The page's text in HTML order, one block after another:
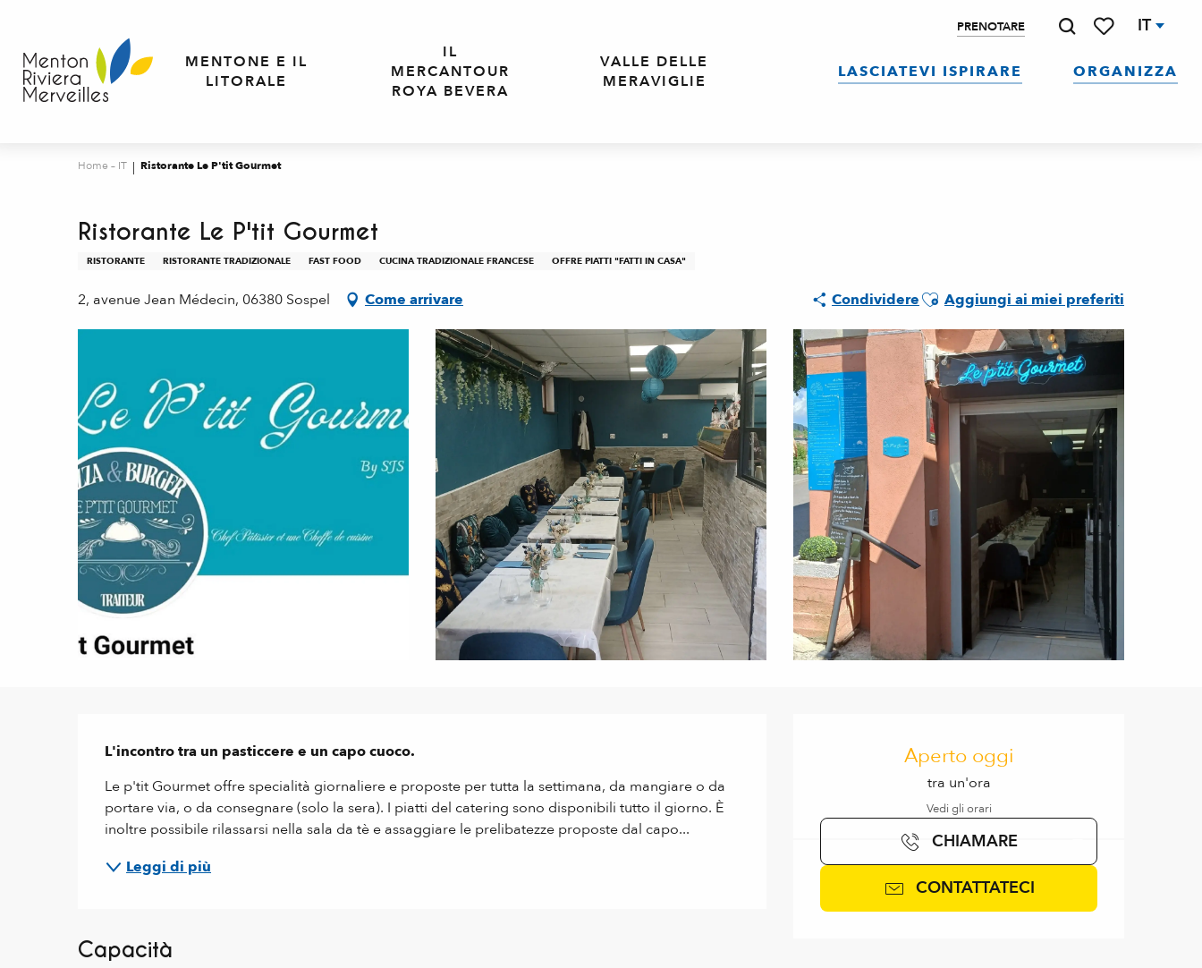
contenu
principal
PRENOTARE IT
MENTONE E IL
LITORALE
IL
MERCANTOUR
ROYA BEVERA
VALLE DELLE
MERAVIGLIE
LASCIATEVI ISPIRARE ORGANIZZA
Home – IT Ristorante Le P'tit Gourmet
Ristorante Le P'tit Gourmet
RISTORANTE RISTORANTE TRADIZIONALE FAST FOOD CUCINA TRADIZIONALE FRANCESE OFFRE PIATTI "FATTI IN CASA"
2, avenue Jean Médecin, 06380 Sospel Come arrivare CondividereAjouter aux favoris
Aggiungi ai miei preferiti
Aperto oggi
tra un'ora
Vedi gli orari
CHIAMARE
CONTATTATECI
Descrizione
L'incontro tra un pasticcere e un capo cuoco.
Le p'tit Gourmet offre specialità giornaliere e proposte per tutta la settimana, da mangiare o da
portare via, o da consegnare (solo la sera). I piatti del catering sono disponibili tutto il giorno. È
inoltre possibile rilassarsi nella sala da tè e assaggiare le prelibatezze proposte dal capo...
Leggi di più
Capacità